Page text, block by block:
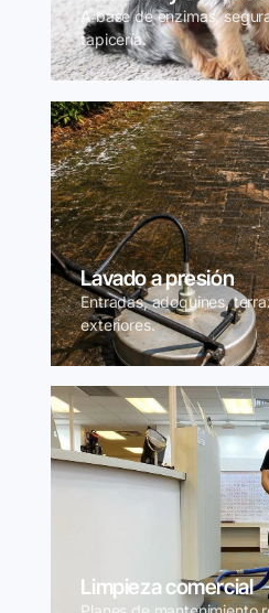
A base de enzimas,
tapicería.
Lavado a presión
Entradas, adoquines,
exteriores.
Limpieza comercial